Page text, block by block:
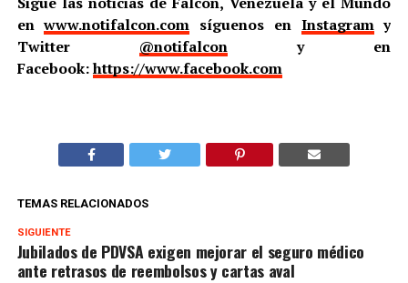
enwww.notifalcon.com síguenos en Instagramy
Twitter @notifalcony en
Facebook:https://www.facebook.com
TEMAS RELACIONADOS
SIGUIENTE
Jubilados de PDVSA exigen mejorar el seguro médico
ante retrasos de reembolsos y cartas aval